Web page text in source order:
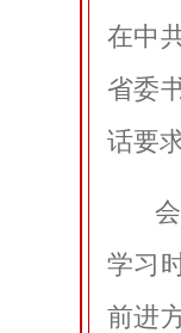
在中
省委
话要
学习
前进